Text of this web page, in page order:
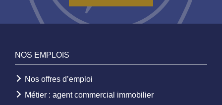
NOS EMPLOIS
Nos offres d’emploi
Métier : agent commercial immobilier